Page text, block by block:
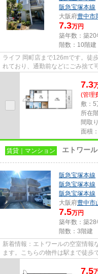
阪急宝塚本線
大阪府豊中市
7.3万円
築年数：築20
階数：10階建
ライフ 岡町店まで126mです。徒
れており、通勤前などにごみ捨て
7.3
(管理
敷：5
所在
間取
面積
賃貸｜マンション エトワール
阪急宝塚本線
阪急宝塚本線
阪急宝塚本線
大阪府豊中市
7.5万円
築年数：築28
階数：3階建
新着情報：エトワールの空室情報
ます。こちらの物件は駅まで徒歩
7.5